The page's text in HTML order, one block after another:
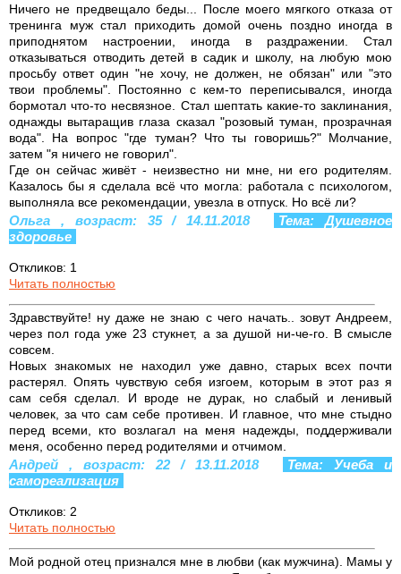
Ничего не предвещало беды... После моего мягкого отказа от
тренинга муж стал приходить домой очень поздно иногда в
приподнятом настроении, иногда в раздражении. Стал
отказываться отводить детей в садик и школу, на любую мою
просьбу ответ один "не хочу, не должен, не обязан" или "это
твои проблемы". Постоянно с кем-то переписывался, иногда
бормотал что-то несвязное. Стал шептать какие-то заклинания,
однажды вытаращив глаза сказал "розовый туман, прозрачная
вода". На вопрос "где туман? Что ты говоришь?" Молчание,
затем "я ничего не говорил".
Где он сейчас живёт - неизвестно ни мне, ни его родителям.
Казалось бы я сделала всё что могла: работала с психологом,
выполняла все рекомендации, увезла в отпуск. Но всё ли?
Ольга , возраст: 35 / 14.11.2018
Тема: Душевное
здоровье
Откликов: 1
Читать полностью
Здравствуйте! ну даже не знаю с чего начать.. зовут Андреем,
через пол года уже 23 стукнет, а за душой ни-че-го. В смысле
совсем.
Новых знакомых не находил уже давно, старых всех почти
растерял. Опять чувствую себя изгоем, которым в этот раз я
сам себя сделал. И вроде не дурак, но слабый и ленивый
человек, за что сам себе противен. И главное, что мне стыдно
перед всеми, кто возлагал на меня надежды, поддерживали
меня, особенно перед родителями и отчимом.
Андрей , возраст: 22 / 13.11.2018
Тема: Учеба и
самореализация
Откликов: 2
Читать полностью
Мой родной отец признался мне в любви (как мужчина). Мамы у